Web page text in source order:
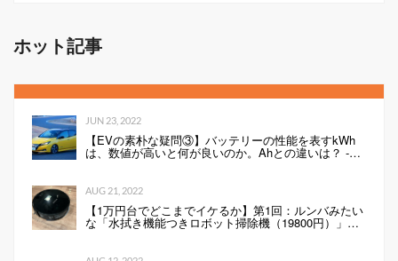
ホット記事
JUN 23, 2022
【EVの素朴な疑問③】バッテリーの性能を表すkWh
は、数値が高いと何が良いのか。Ahとの違いは？ -
Webモーターマガジン
AUG 21, 2022
【1万円台でどこまでイケるか】第1回：ルンバみたい
な「水拭き機能つきロボット掃除機（19800円）」の
性能は…